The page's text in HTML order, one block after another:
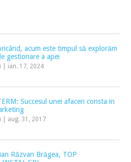
acum este timpul să explorăm
gestionare a apei
ian. 17, 2024
Succesul unei afaceri consta in
aug. 31, 2017
Răzvan Brăgea, TOP